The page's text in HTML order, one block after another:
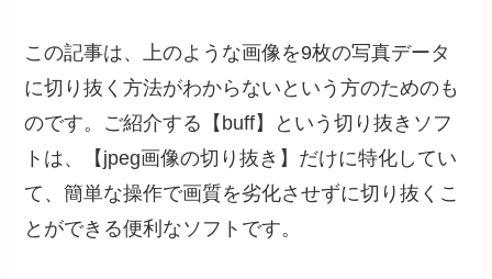
この記事は、上のような画像を9枚の写真データ
に切り抜く方法がわからないという方のためのも
のです。ご紹介する【buff】という切り抜きソフ
トは、【jpeg画像の切り抜き】だけに特化してい
て、簡単な操作で画質を劣化させずに切り抜くこ
とができる便利なソフトです。